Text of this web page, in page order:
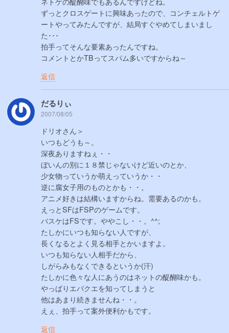
ずっとクロスゲートに興味あったので、コンチェルトゲ
ートやってみたんですが、結局すぐやめてしまいまし
た･･･
拍手ってそんな要素あったんですね。
コメントとかTBってスパム多いですからね～
返信
だるりぃ
2007/08/05
ドリオさん＞
いつもどうも～。
深夜ありますねぇ・・
ぼいんの別に１８禁じゃないけど近いのとか、
少女物っていうか萌えっていうか・・
逆に腐女子用のものとかも・・。
アニメ好きは結構いますからね。需要あるのかも。
えっとSFはFSPのゲームです。
バスケはFSです。ややこし・・。^^;
たしかにいつも知らない人ですが、
長くなるとよく見る相手とかいますよ。
いつも知らない人相手だから、
しがらみもなくできるというか(汗)
たしかに色々な人にあうのはネットの醍醐味かも。
やっぱりエバクエを知ってしまうと
他はあまり続きませんね・・。
えぇ、拍手って案外便利かもです。
返信